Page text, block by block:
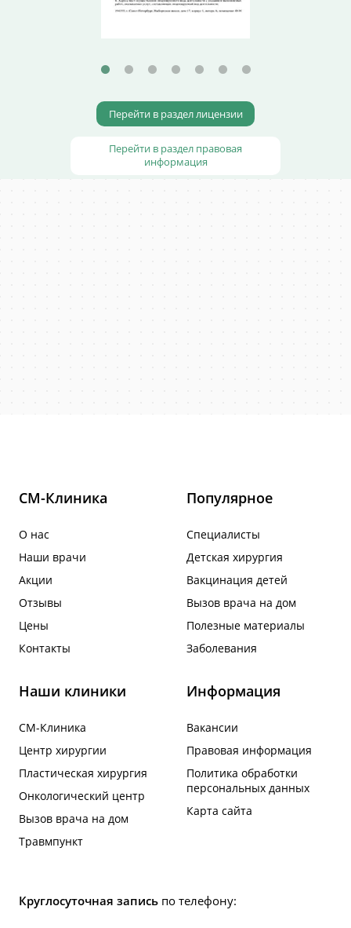
Перейти в раздел лицензии
Перейти в раздел правовая
информация
СМ-Клиника
О нас
Наши врачи
Акции
Отзывы
Цены
Контакты
Популярное
Специалисты
Детская хирургия
Вакцинация детей
Вызов врача на дом
Полезные материалы
Заболевания
Наши клиники
СМ-Клиника
Центр хирургии
Пластическая хирургия
Онкологический центр
Вызов врача на дом
Травмпункт
Информация
Вакансии
Правовая информация
Политика обработки
персональных данных
Карта сайта
Круглосуточная запись по телефону: